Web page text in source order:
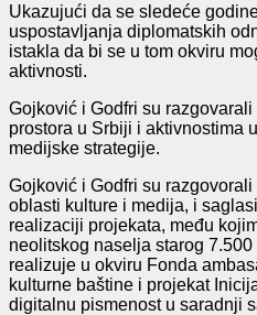
Ukazujući da se sledeće
uspostavljanja diplomatskih
istakla da bi se u tom okviru
aktivnosti.
Gojković i Godfri su
prostora u Srbiji i aktivnostima
medijske strategije.
Gojković i Godfri su
oblasti kulture i medija, i
realizaciji projekata, među
neolitskog naselja starog
realizuje u okviru Fonda
kulturne baštine i projekat
digitalnu pismenost u saradnji